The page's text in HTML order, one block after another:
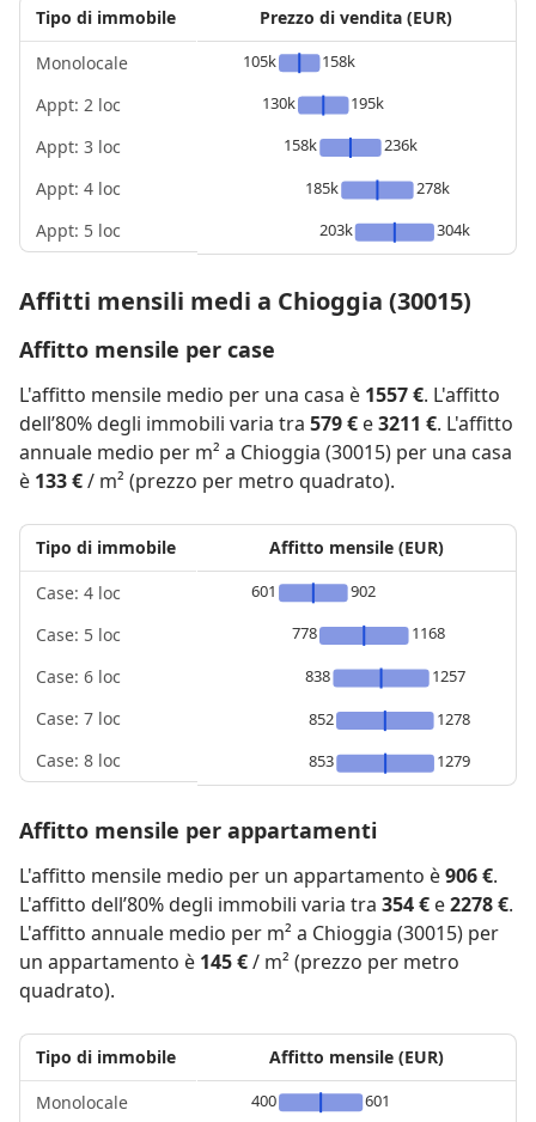
Tipo di immobile
Monolocale
Appt: 2 loc
Appt: 3 loc
Appt: 4 loc
Appt: 5 loc
Prezzo di vendita (EUR)
105k
158k
130k
195k
158k
236k
185k
278k
203k
304k
Affitti mensili medi a Chioggia (30015)
Affitto mensile per case
L'affitto mensile medio per una casa è 1557 €. L'affitto
dell’80% degli immobili varia tra 579 € e3211 €. L'affitto
annuale medio per m² a Chioggia (30015) per una casa
è 133 €/ m² (prezzo per metro quadrato).
Tipo di immobile
Case: 4 loc
Case: 5 loc
Case: 6 loc
Case: 7 loc
Case: 8 loc
Affitto mensile (EUR)
601
902
778
1168
838
1257
852
1278
853
1279
Affitto mensile per appartamenti
L'affitto mensile medio per un appartamento è906 €.
L'affitto dell’80% degli immobili varia tra 354 € e2278 €.
L'affitto annuale medio per m² a Chioggia (30015) per
un appartamento è 145 €/ m² (prezzo per metro
quadrato).
Tipo di immobile
Monolocale
Affitto mensile (EUR)
400
601